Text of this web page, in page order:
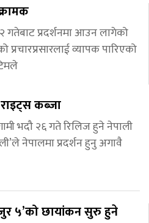
गतेबाट प्रदर्शनमा आउन लागेको
प्रचारप्रसारलाई व्यापक पारिएको
कब्जा
भदौ २६ गते रिलिज हुने नेपाली
नेपालमा प्रदर्शन हुनु अगावै
५’को छायांकन सुरु हुने